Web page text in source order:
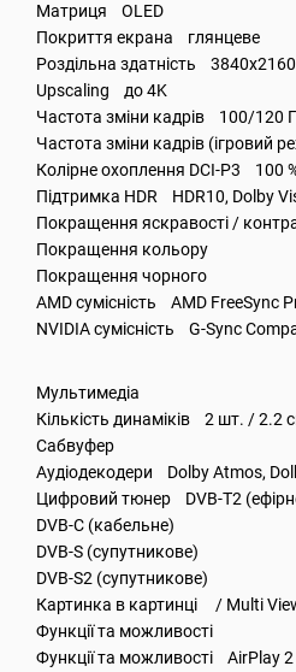
Матриця OLED
Покриття екрана глянцеве
Роздільна здатність 3840x2160
Upscaling до 4K
Частота зміни кадрів 100/120
Частота зміни кадрів (ігровий
Колірне охоплення DCI-P3 100
Підтримка HDR HDR10, Dolby
Покращення яскравості /
Покращення кольору
Покращення чорного
AMD сумісність AMD FreeSync
NVIDIA сумісність G-Sync
Мультимедіа
Кількість динаміків 2 шт. / 2.2
Сабвуфер
Аудіодекодери Dolby Atmos,
Цифровий тюнер DVB-T2
DVB-C (кабельне)
DVB-S (супутникове)
DVB-S2 (супутникове)
Картинка в картинці / Multi
Функції та можливості
Функції та можливості AirPlay 2